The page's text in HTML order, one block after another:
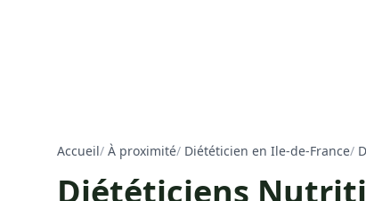
Accueil/ À proximité/ Diététicien en Ile-de-France/
Diététiciens